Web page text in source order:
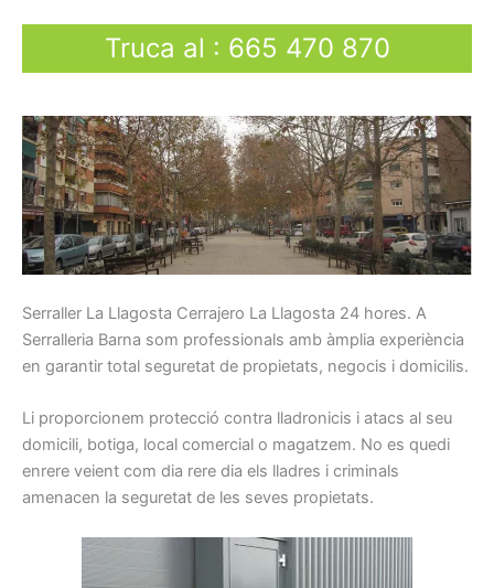
Truca al : 665 470 870
Serraller La Llagosta Cerrajero La Llagosta 24 hores. A
Serralleria Barna som professionals amb àmplia experiència
en garantir total seguretat de propietats, negocis i domicilis.
Li proporcionem protecció contra lladronicis i atacs al seu
domicili, botiga, local comercial o magatzem. No es quedi
enrere veient com dia rere dia els lladres i criminals
amenacen la seguretat de les seves propietats.